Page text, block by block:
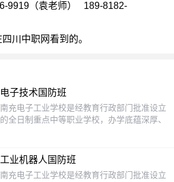
9919（袁老师） 189-8182-
川中职网看到的。
电子技术国防班
南充电子工业学校是经教育行政部门批准设立
的全日制重点中等职业学校，办学底蕴深厚、
防后备人才培养基地，2025年正式升级设立
军地两用人才基地，是四川省为数不多、川东
北地区核心的正规国防后备人才定点培养单
工业机器人国防班
南充电子工业学校是经教育行政部门批准设立